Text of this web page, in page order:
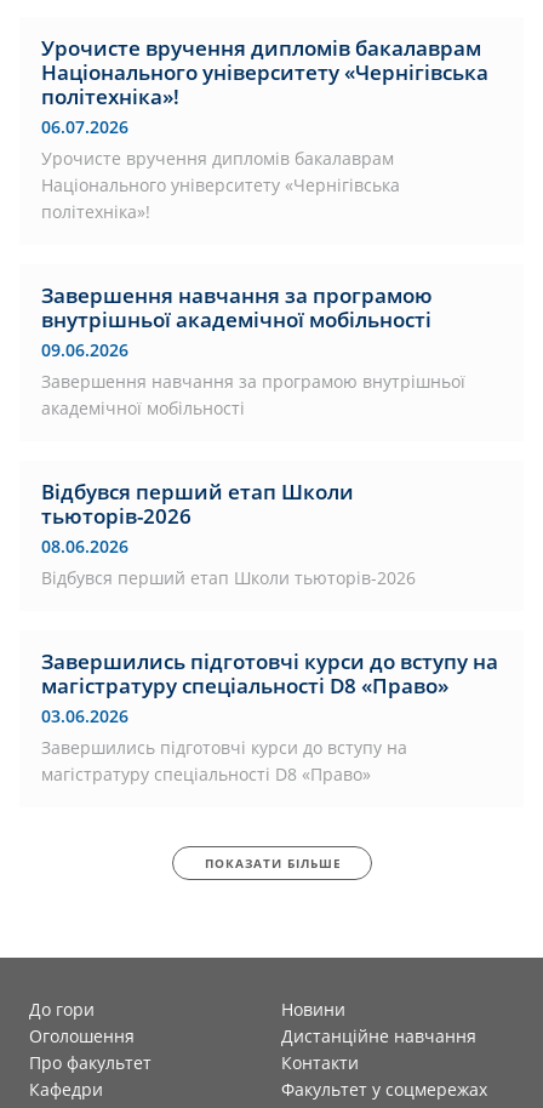
Урочисте вручення дипломів бакалаврам
Національного університету «Чернігівська
політехніка»!
06.07.2026
Урочисте вручення дипломів бакалаврам
Національного університету «Чернігівська
політехніка»!
Завершення навчання за програмою
внутрішньої академічної мобільності
09.06.2026
Завершення навчання за програмою внутрішньої
академічної мобільності
Відбувся перший етап Школи
тьюторів-2026
08.06.2026
Відбувся перший етап Школи тьюторів-2026
Завершились підготовчі курси до вступу на
магістратуру спеціальності D8 «Право»
03.06.2026
Завершились підготовчі курси до вступу на
магістратуру спеціальності D8 «Право»
ПОКАЗАТИ БІЛЬШЕ
До гори
Новини
Оголошення
Дистанційне навчання
Про факультет
Контакти
Кафедри
Факультет у соцмережах